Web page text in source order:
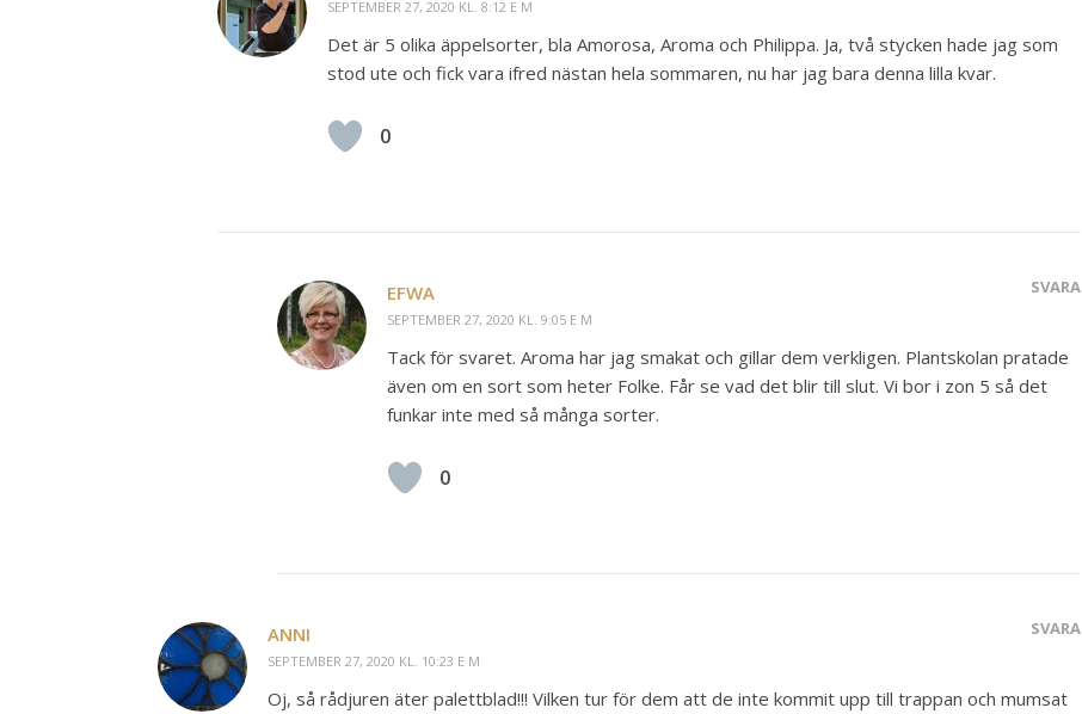
SEPTEMBER 27, 2020 KL. 8:12 E M
Det är 5 olika äppelsorter, bla Amorosa, Aroma och Philippa. Ja, två stycken hade jag som
stod ute och fick vara ifred nästan hela sommaren, nu har jag bara denna lilla kvar.
0
EFWA
SEPTEMBER 27, 2020 KL. 9:05 E M
SVARA
Tack för svaret. Aroma har jag smakat och gillar dem verkligen. Plantskolan pratade
även om en sort som heter Folke. Får se vad det blir till slut. Vi bor i zon 5 så det
funkar inte med så många sorter.
0
ANNI
SEPTEMBER 27, 2020 KL. 10:23 E M
SVARA
Oj, så rådjuren äter palettblad!!! Vilken tur för dem att de inte kommit upp till trappan och mumsat